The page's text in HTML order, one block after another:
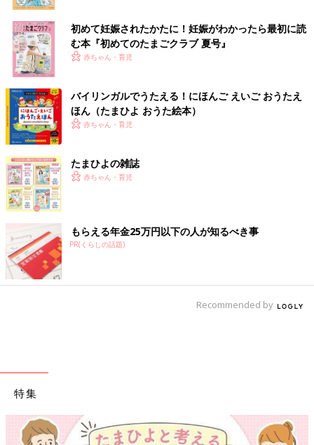
初めて妊娠されたかたに！妊娠がわかったら最初に読
む本『初めてのたまごクラブ 夏号』
赤ちゃん・育児
バイリンガルでうたえる！にほんご えいご おうたえ
ほん（たまひよ おうた絵本）
赤ちゃん・育児
たまひよの雑誌
赤ちゃん・育児
もらえる年金25万円以下の人が知るべき事
PR(くらしの話題)
Recommended by
特集